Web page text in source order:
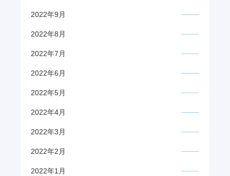
2022年9月
2022年8月
2022年7月
2022年6月
2022年5月
2022年4月
2022年3月
2022年2月
2022年1月